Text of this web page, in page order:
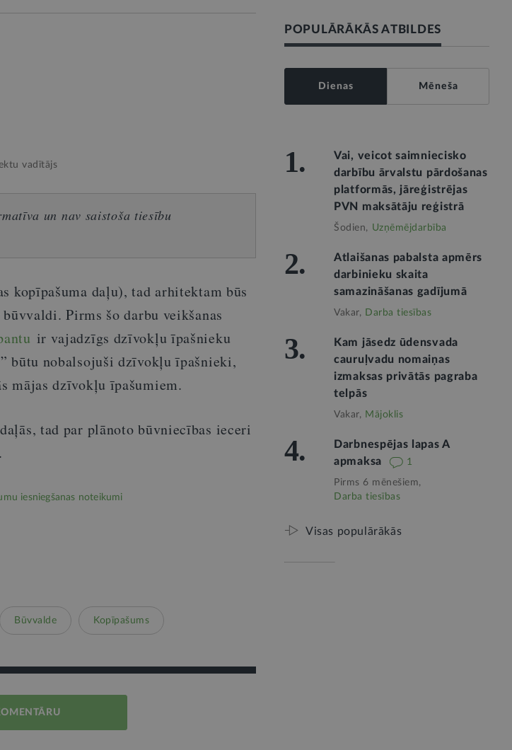
vadītājs
un nav saistoša tiesību
kopīpašuma daļu), tad arhitektam būs
Pirms šo darbu veikšanas
ir vajadzīgs dzīvokļu īpašnieku
būtu nobalsojuši dzīvokļu īpašnieki,
mājas dzīvokļu īpašumiem.
tad par plānoto būvniecības ieceri
iesniegšanas noteikumi
Būvvalde Kopīpašums
POPULĀRĀKĀS ATBILDES
Dienas Mēneša
1.
Vai, veicot saimniecisko
darbību ārvalstu pārdošanas
platformās, jāreģistrējas
PVN maksātāju reģistrā
Šodien, Uzņēmējdarbība
2.
Atlaišanas pabalsta apmērs
darbinieku skaita
samazināšanas gadījumā
Vakar, Darba tiesības
3.
Kam jāsedz ūdensvada
cauruļvadu nomaiņas
izmaksas privātās pagraba
telpās
Vakar, Mājoklis
4.
Darbnespējas lapas A
apmaksa
1
Pirms 6 mēnešiem,
Darba tiesības
Visas populārākās